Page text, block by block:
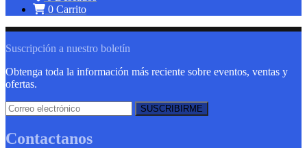
0 Carrito
Suscripción a nuestro boletín
Obtenga toda la información más reciente sobre eventos, ventas y
ofertas.
Contactanos